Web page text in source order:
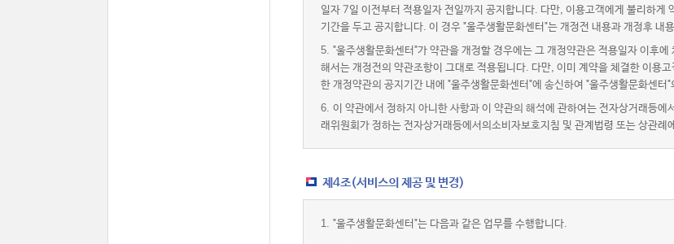
일자 7일 이전부터 적용일자 전일까지 공지합니다. 다만, 이용고객에게 불리하게
기간을 두고 공지합니다. 이 경우 "울주생활문화센터"는 개정전 내용과 개정후 내
5. "울주생활문화센터"가 약관을 개정할 경우에는 그 개정약관은 적용일자 이후
해서는 개정전의 약관조항이 그대로 적용됩니다. 다만, 이미 계약을 체결한 이용
한 개정약관의 공지기간 내에 "울주생활문화센터"에 송신하여 "울주생활문화센
6. 이 약관에서 정하지 아니한 사항과 이 약관의 해석에 관하여는 전자상거래등
래위원회가 정하는 전자상거래등에서의소비자보호지침 및 관계법령 또는 상관례
제4조(서비스의 제공 및 변경)
1. "울주생활문화센터"는 다음과 같은 업무를 수행합니다.